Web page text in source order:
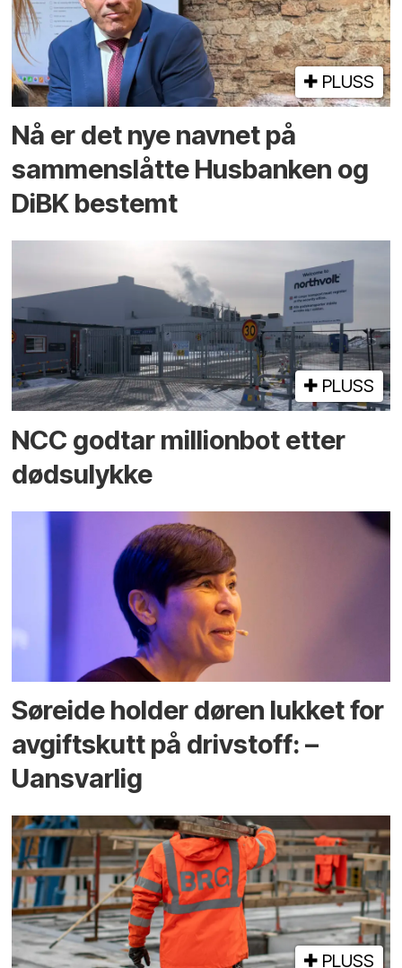
PLUSS
Nå er det nye navnet på
sammenslåtte Husbanken og
DiBK bestemt
PLUSS
NCC godtar millionbot etter
dødsulykke
Søreide holder døren lukket for
avgiftskutt på drivstoff: –
Uansvarlig
PLUSS